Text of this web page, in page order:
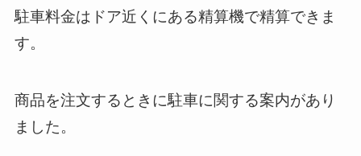
駐車料金はドア近くにある精算機で精算できま
す。
商品を注文するときに駐車に関する案内があり
ました。